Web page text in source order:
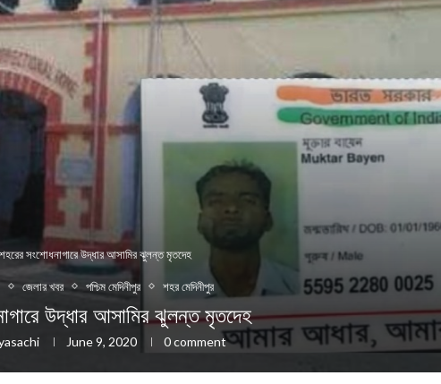
শহরের সংশোধনাগারে উদ্ধার আসামির ঝুলন্ত মৃতদেহ
জেলার খবর পশ্চিম মেদিনীপুর শহর মেদিনীপুর
উদ্ধার আসামির ঝুলন্ত মৃতদেহ
June 9, 2020 0 comment